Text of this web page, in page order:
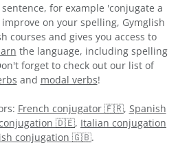
for example 'conjugate a
on your spelling, Gymglish
courses and gives you access to
the language, including spelling
forget to check out our list of
and modal verbs!
French conjugator 🇫🇷, Spanish
🇩🇪, Italian conjugation
conjugation 🇬🇧.